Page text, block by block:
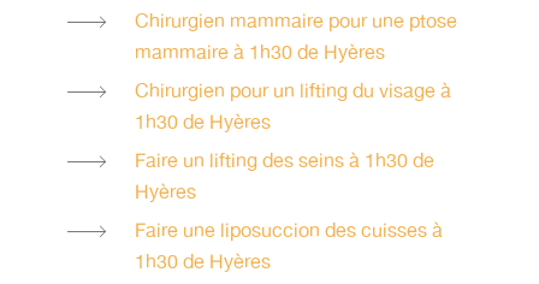
Chirurgien mammaire pour une ptose
mammaire à 1h30 de Hyères
Chirurgien pour un lifting du visage à
1h30 de Hyères
Faire un lifting des seins à 1h30 de
Hyères
Faire une liposuccion des cuisses à
1h30 de Hyères